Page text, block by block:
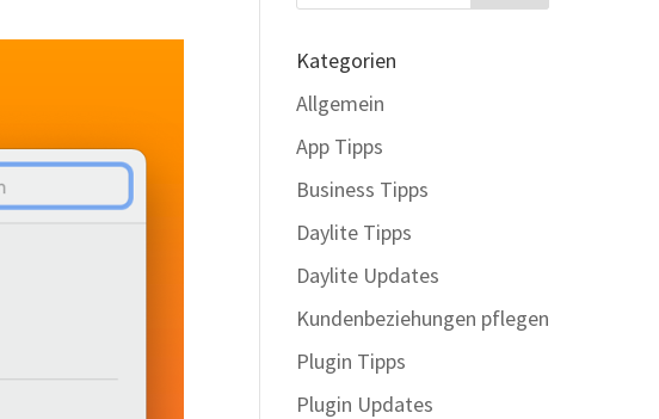
Kategorien
Allgemein
App Tipps
Business Tipps
Daylite Tipps
Daylite Updates
Kundenbeziehungen pflegen
Plugin Tipps
Plugin Updates